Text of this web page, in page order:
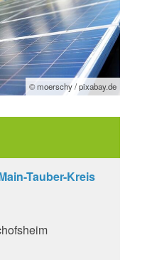
© moerschy / pixabay.de
Tauber-Kreis